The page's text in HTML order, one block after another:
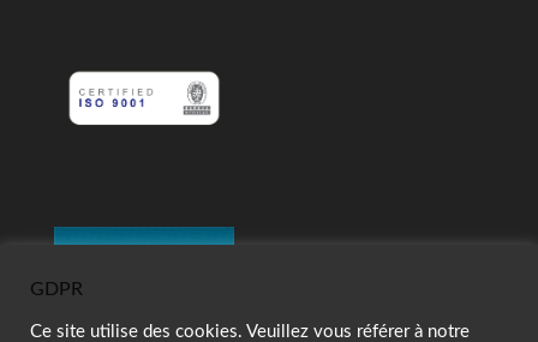
GDPR
Ce site utilise des cookies. Veuillez vous référer à notre